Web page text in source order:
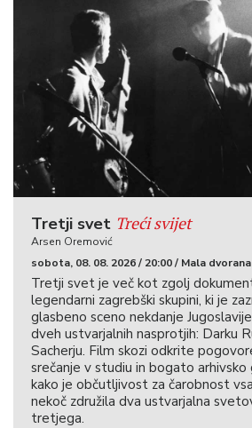
Tretji svet Treći svijet
Arsen Oremović
sobota, 08. 08. 2026 / 20:00 / Mala dvorana
Tretji svet je več kot zgolj
legendarni zagrebški skupini, ki je
glasbeno sceno nekdanje
dveh ustvarjalnih nasprotjih: Darku
Sacherju. Film skozi odkrite
srečanje v studiu in bogato arhivsko
kako je občutljivost za čarobnost
nekoč združila dva ustvarjalna
tretjega.